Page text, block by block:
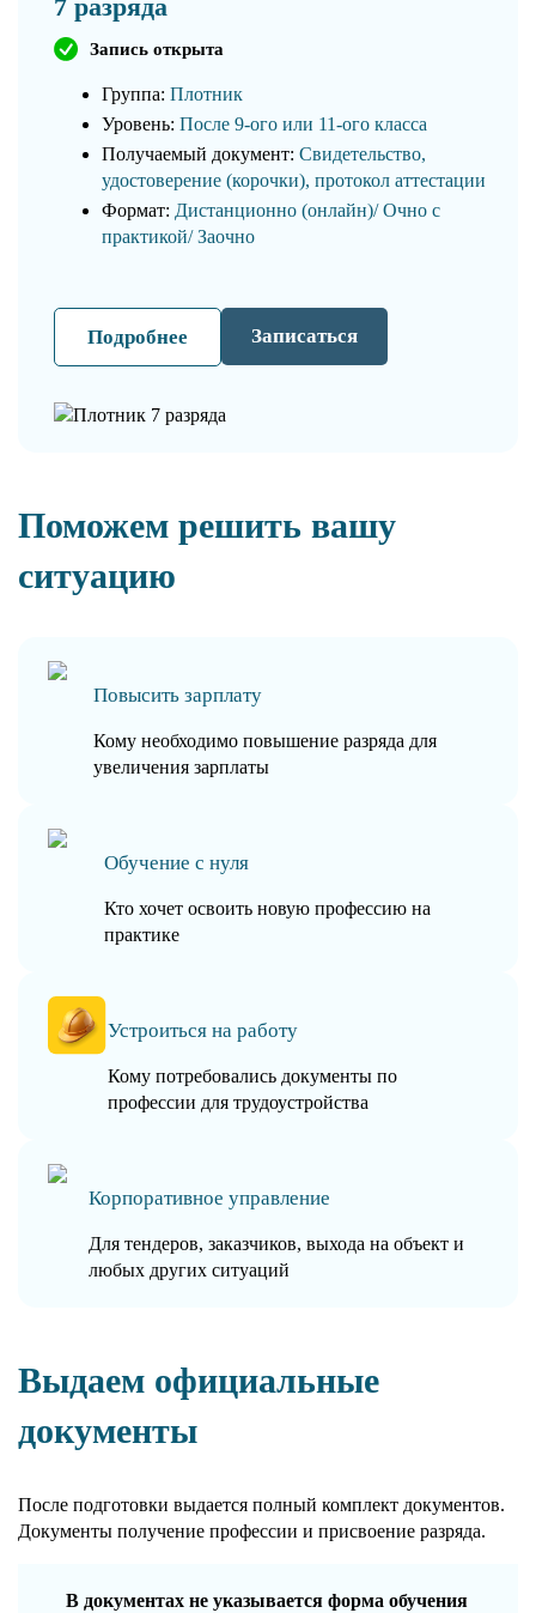
7 разряда
Запись открыта
Группа: Плотник
Уровень: После 9-ого или 11-ого класса
Получаемый документ: Свидетельство,
удостоверение (корочки), протокол аттестации
Формат: Дистанционно (онлайн)/ Очно с
практикой/ Заочно
Подробнее Записаться
Поможем решить вашу
ситуацию
Повысить зарплату
Кому необходимо повышение разряда для
увеличения зарплаты
Обучение с нуля
Кто хочет освоить новую профессию на
практике
Устроиться на работу
Кому потребовались документы по
профессии для трудоустройства
Корпоративное управление
Для тендеров, заказчиков, выхода на объект и
любых других ситуаций
Выдаем официальные
документы
После подготовки выдается полный комплект документов.
Документы получение профессии и присвоение разряда.
В документах не указывается форма обучения